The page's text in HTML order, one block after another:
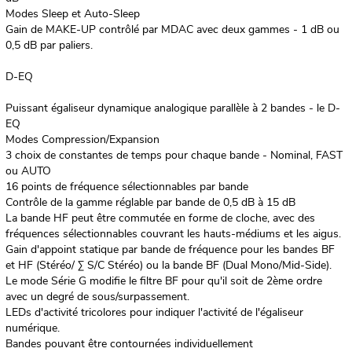
Modes Sleep et Auto-Sleep
Gain de MAKE-UP contrôlé par MDAC avec deux gammes - 1 dB ou
0,5 dB par paliers.
D-EQ
Puissant égaliseur dynamique analogique parallèle à 2 bandes - le D-
EQ
Modes Compression/Expansion
3 choix de constantes de temps pour chaque bande - Nominal, FAST
ou AUTO
16 points de fréquence sélectionnables par bande
Contrôle de la gamme réglable par bande de 0,5 dB à 15 dB
La bande HF peut être commutée en forme de cloche, avec des
fréquences sélectionnables couvrant les hauts-médiums et les aigus.
Gain d'appoint statique par bande de fréquence pour les bandes BF
et HF (Stéréo/ Σ S/C Stéréo) ou la bande BF (Dual Mono/Mid-Side).
Le mode Série G modifie le filtre BF pour qu'il soit de 2ème ordre
avec un degré de sous/surpassement.
LEDs d'activité tricolores pour indiquer l'activité de l'égaliseur
numérique.
Bandes pouvant être contournées individuellement